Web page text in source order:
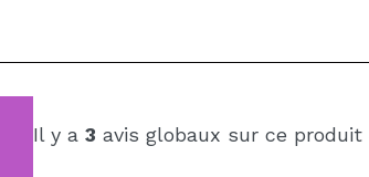
Il y a 3 avis globaux sur ce produit